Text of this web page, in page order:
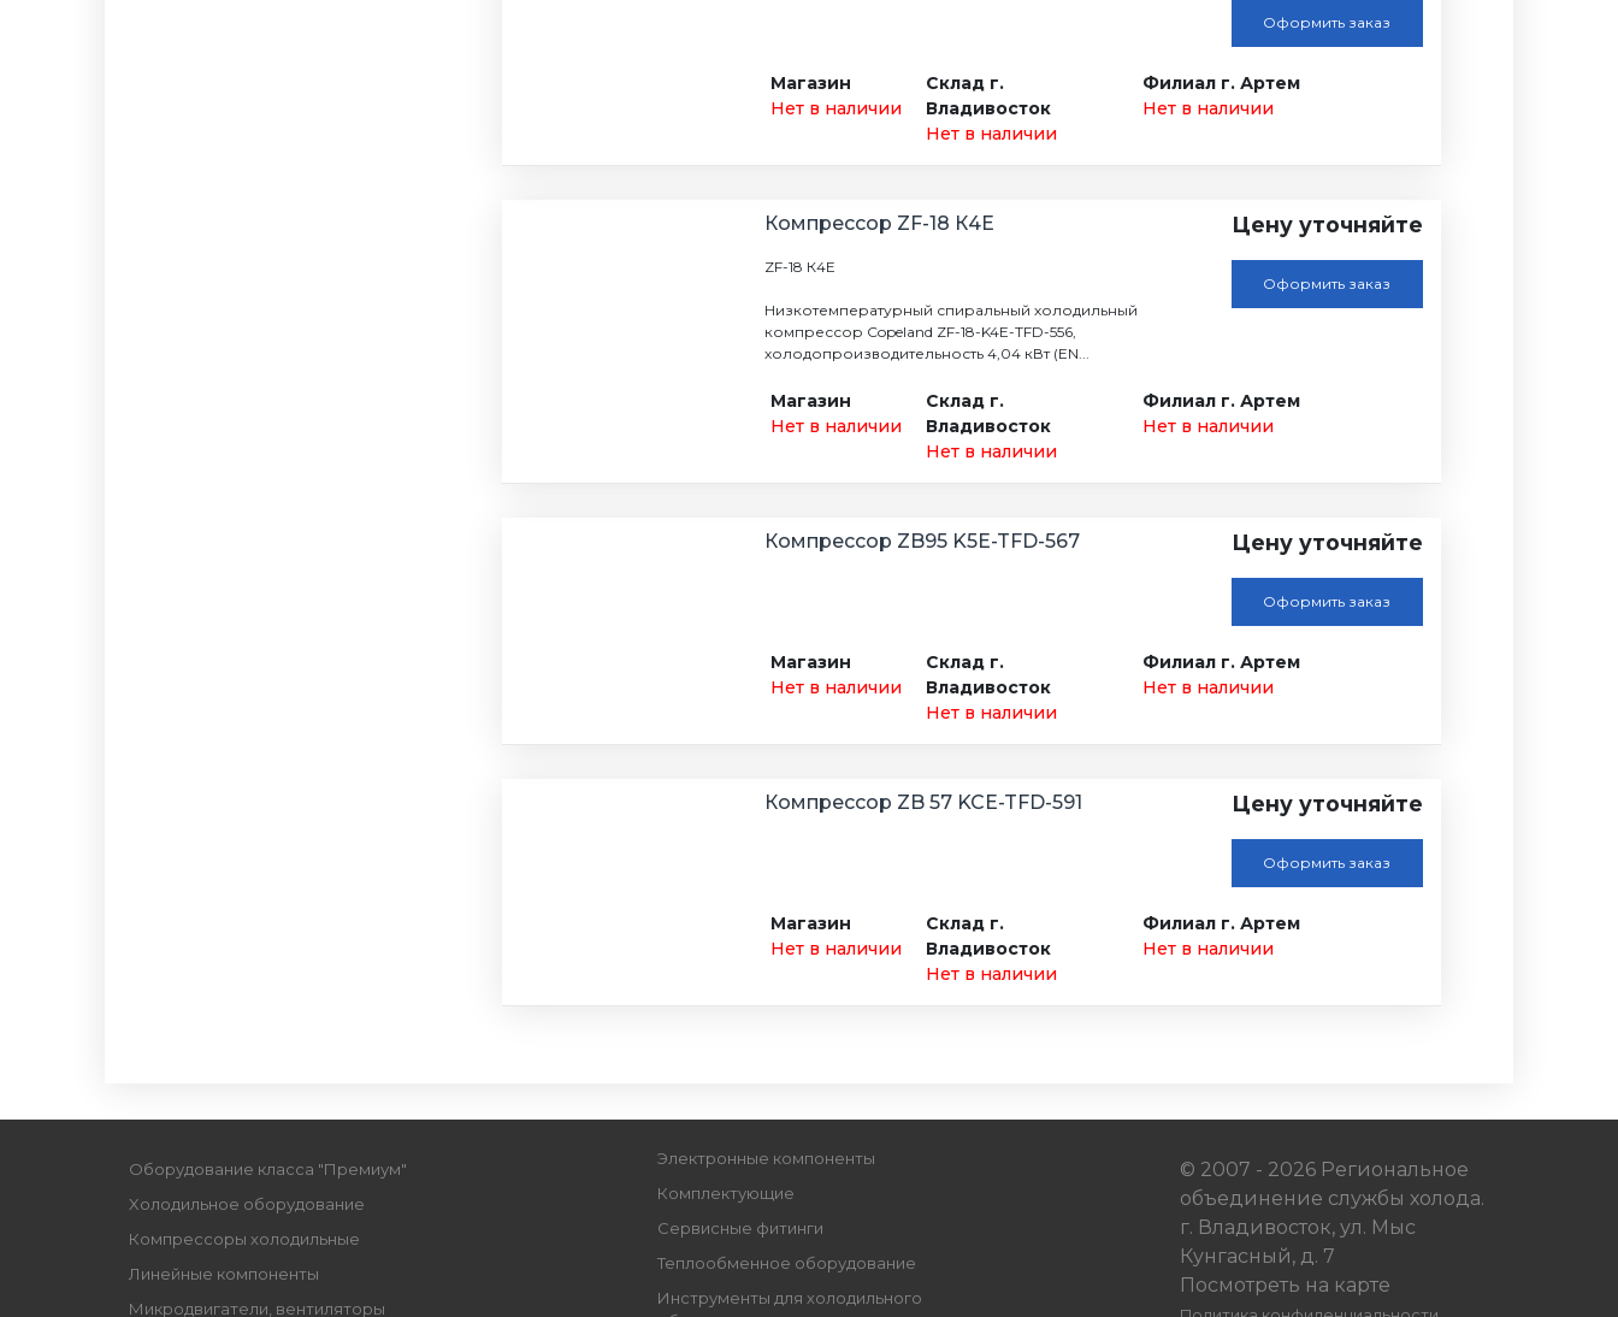
Оформить заказ
Магазин
Нет в наличии
Склад г.
Владивосток
Нет в наличии
Филиал г. Артем
Нет в наличии
Компрессор ZF-18 К4E
ZF-18 К4E
Низкотемпературный спиральный холодильный
компрессор Copeland ZF-18-K4E-TFD-556,
холодопроизводительность 4,04 кВт (EN...
Цену уточняйте
Оформить заказ
Магазин
Нет в наличии
Склад г.
Владивосток
Нет в наличии
Филиал г. Артем
Нет в наличии
Компрессор ZB95 K5E-TFD-567 Цену уточняйте
Оформить заказ
Магазин
Нет в наличии
Склад г.
Владивосток
Нет в наличии
Филиал г. Артем
Нет в наличии
Компрессор ZB 57 KCE-TFD-591 Цену уточняйте
Оформить заказ
Магазин
Нет в наличии
Склад г.
Владивосток
Нет в наличии
Филиал г. Артем
Нет в наличии
Оборудование класса "Премиум"
Xолодильное оборудование
Компрессоры холодильные
Линейные компоненты
Микродвигатели, вентиляторы
Электронные компоненты
Комплектующие
Сервисные фитинги
Теплообменное оборудование
Инструменты для холодильного
© 2007 - 2026 Региональное
объединение службы холода.
г. Владивосток, ул. Мыс
Кунгасный, д. 7
Посмотреть на карте